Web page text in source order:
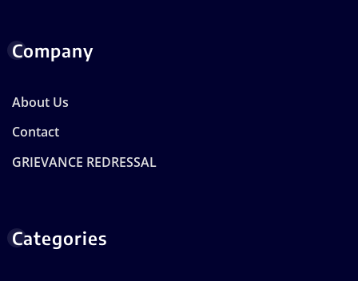
Company
About Us
Contact
GRIEVANCE REDRESSAL
Categories